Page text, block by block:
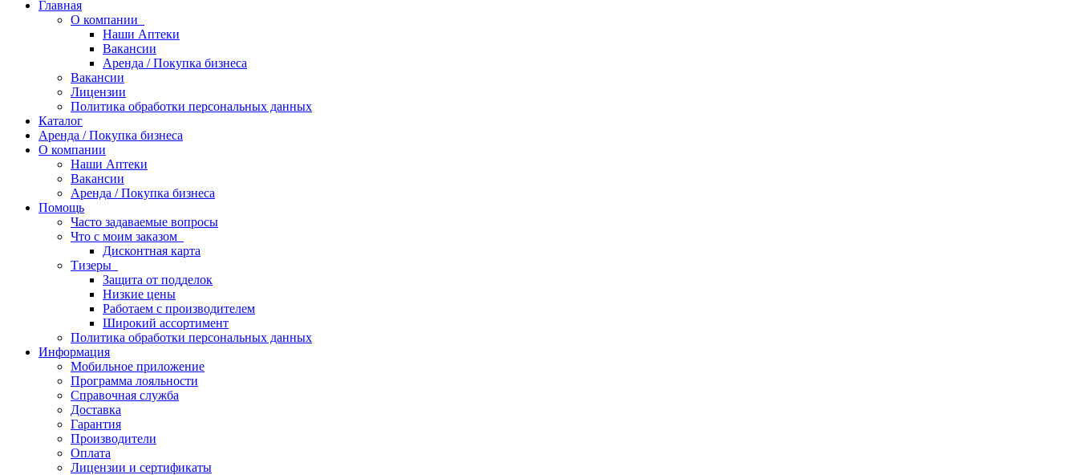
Главная
О компании
Наши Аптеки
Вакансии
Аренда / Покупка бизнеса
Вакансии
Лицензии
Политика обработки персональных данных
Каталог
Аренда / Покупка бизнеса
О компании
Наши Аптеки
Вакансии
Аренда / Покупка бизнеса
Помощь
Часто задаваемые вопросы
Что с моим заказом
Дисконтная карта
Тизеры
Защита от подделок
Низкие цены
Работаем с производителем
Широкий ассортимент
Политика обработки персональных данных
Информация
Мобильное приложение
Программа лояльности
Справочная служба
Доставка
Гарантия
Производители
Оплата
Лицензии и сертификаты